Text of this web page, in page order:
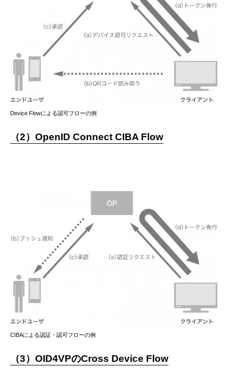
Device Flowによる認可フローの例
（2）OpenID Connect CIBA Flow
CIBAによる認証・認可フローの例
（3）OID4VPのCross Device Flow